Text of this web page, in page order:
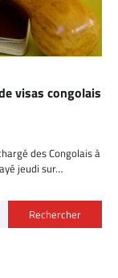
visas congolais
des Congolais à
jeudi sur…
Rechercher